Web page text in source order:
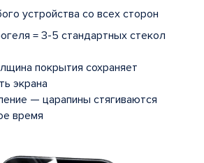
устройства со всех сторон
= 3-5 стандартных стекол
покрытия сохраняет
экрана
— царапины стягиваются
время